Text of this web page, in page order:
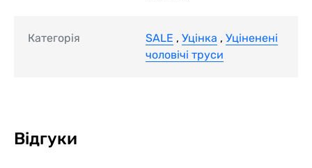
Категорія SALE , Уцінка , Уціненені
чоловічі труси
Відгуки